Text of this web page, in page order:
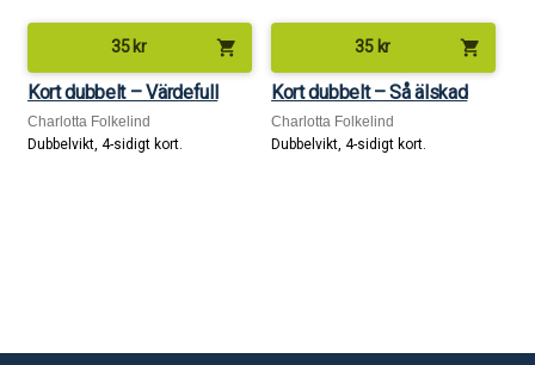
35 kr shopping_cart
Kort dubbelt – Värdefull
Charlotta Folkelind
Dubbelvikt, 4-sidigt kort.
35 kr shopping_cart
Kort dubbelt – Så älskad
Charlotta Folkelind
Dubbelvikt, 4-sidigt kort.